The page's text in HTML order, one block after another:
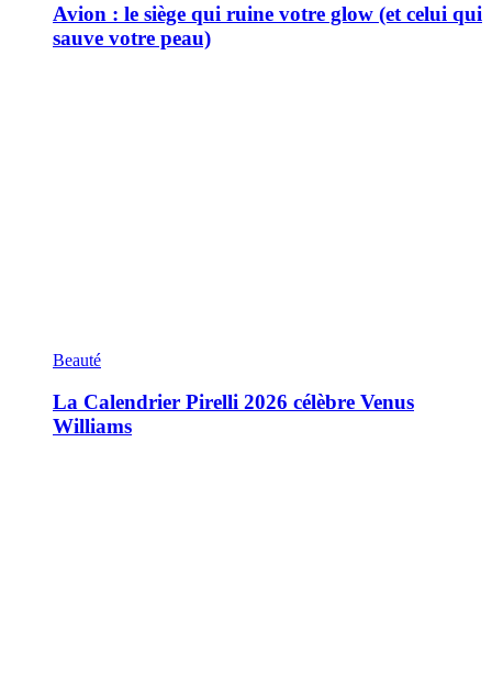
Avion : le siège qui ruine votre glow (et celui qui
sauve votre peau)
Beauté
La Calendrier Pirelli 2026 célèbre Venus
Williams